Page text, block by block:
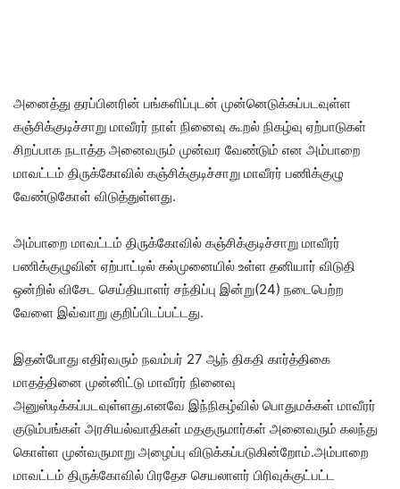
அனைத்து தரப்பினரின் பங்களிப்புடன் முன்னெடுக்கப்படவுள்ள
கஞ்சிக்குடிச்சாறு மாவீரர் நாள் நினைவு கூறல் நிகழ்வு ஏற்பாடுகள்
சிறப்பாக நடாத்த அனைவரும் முன்வர வேண்டும் என அம்பாறை
மாவட்டம் திருக்கோவில் கஞ்சிக்குடிச்சாறு மாவீரர் பணிக்குழு
வேண்டுகோள் விடுத்துள்ளது.
அம்பாறை மாவட்டம் திருக்கோவில் கஞ்சிக்குடிச்சாறு மாவீரர்
பணிக்குழுவின் ஏற்பாட்டில் கல்முனையில் உள்ள தனியார் விடுதி
ஒன்றில் விசேட செய்தியாளர் சந்திப்பு இன்று(24) நடைபெற்ற
வேளை இவ்வாறு குறிப்பிடப்பட்டது.
இதன்போது எதிர்வரும் நவம்பர் 27 ஆந் திகதி கார்த்திகை
மாதத்தினை முன்னிட்டு மாவீரர் நினைவு
அனுஸ்டிக்கப்படவுள்ளது.எனவே இந்நிகழ்வில் பொதுமக்கள் மாவீரர்
குடும்பங்கள் அரசியல்வாதிகள் மதகுருமார்கள் அனைவரும் கலந்து
கொள்ள முன்வருமாறு அழைப்பு விடுக்கப்படுகின்றோம்.அம்பாறை
மாவட்டம் திருக்கோவில் பிரதேச செயலாளர் பிரிவுக்குட்பட்ட